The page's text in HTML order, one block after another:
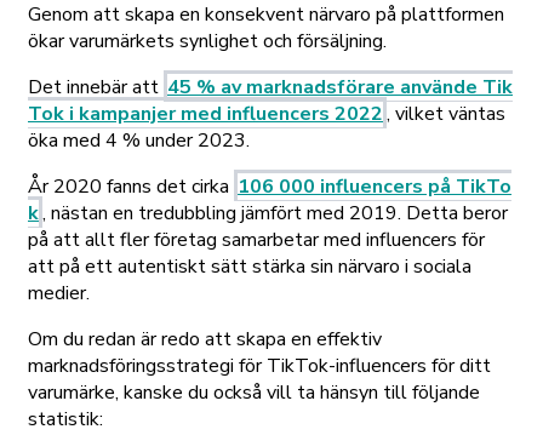
Genom att skapa en konsekvent närvaro på plattformen
ökar varumärkets synlighet och försäljning.
Det innebär att 45 % av marknadsförare använde Tik
Tok i kampanjer med influencers 2022, vilket väntas
öka med 4 % under 2023.
År 2020 fanns det cirka 106 000 influencers på TikTo
k, nästan en tredubbling jämfört med 2019. Detta beror
på att allt fler företag samarbetar med influencers för
att på ett autentiskt sätt stärka sin närvaro i sociala
medier.
Om du redan är redo att skapa en effektiv
marknadsföringsstrategi för TikTok-influencers för ditt
varumärke, kanske du också vill ta hänsyn till följande
statistik: